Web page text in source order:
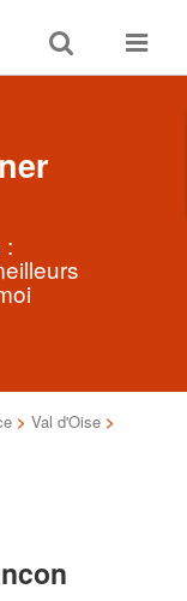
Toggle
search
Toggle
:
> Val d'Oise >